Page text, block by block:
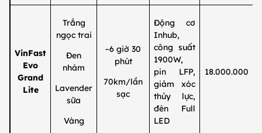
VinFast
Evo
Grand
Lite
Trắng
ngọc trai
Đen
nhám
Lavender
sữa
Vàng
~6 giờ 30
phút
70km/lần
sạc
Động cơ
Inhub,
công suất
1900W,
pin LFP,
giảm xóc
thủy lực,
đèn Full
LED
18.000.000